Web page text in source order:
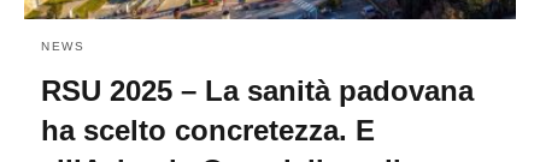
NEWS
RSU 2025 – La sanità padovana
ha scelto concretezza. E